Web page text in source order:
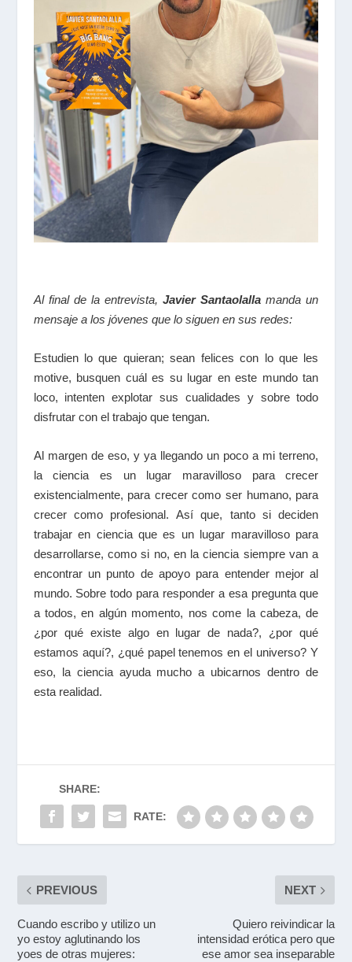
Al final de la entrevista,Javier Santaolalla manda un
mensaje a los jóvenes que lo siguen en sus redes:
Estudien lo que quieran; sean felices con lo que les
motive, busquen cuál es su lugar en este mundo tan
loco, intenten explotar sus cualidades y sobre todo
disfrutar con el trabajo que tengan.
Al margen de eso, y ya llegando un poco a mi terreno,
la ciencia es un lugar maravilloso para crecer
existencialmente, para crecer como ser humano, para
crecer como profesional. Así que, tanto si deciden
trabajar en ciencia que es un lugar maravilloso para
desarrollarse, como si no, en la ciencia siempre van a
encontrar un punto de apoyo para entender mejor al
mundo. Sobre todo para responder a esa pregunta que
a todos, en algún momento, nos come la cabeza, de
¿por qué existe algo en lugar de nada?, ¿por qué
estamos aquí?, ¿qué papel tenemos en el universo? Y
eso, la ciencia ayuda mucho a ubicarnos dentro de
esta realidad.
SHARE:
RATE:
PREVIOUS
Cuando escribo y utilizo un
yo estoy aglutinando los
yoes de otras mujeres:
NEXT
Quiero reivindicar la
intensidad erótica pero que
ese amor sea inseparable